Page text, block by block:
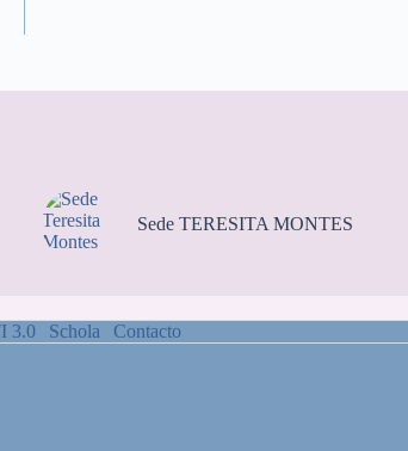
Sede TERESITA MONTES
3.0 Schola Contacto